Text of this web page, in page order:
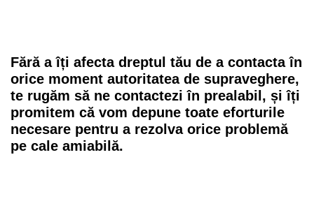
Fără a îți afecta dreptul tău de a contacta în
orice moment autoritatea de supraveghere,
te rugăm să ne contactezi în prealabil, și îți
promitem că vom depune toate eforturile
necesare pentru a rezolva orice problemă
pe cale amiabilă.